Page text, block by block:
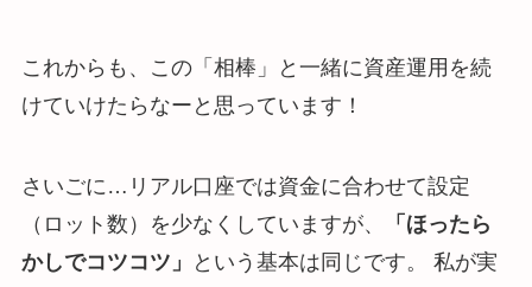
これからも、この「相棒」と一緒に資産運用を続
けていけたらなーと思っています！
さいごに…リアル口座では資金に合わせて設定
（ロット数）を少なくしていますが、
「ほったら
かしでコツコツ」
という基本は同じです。 私が実